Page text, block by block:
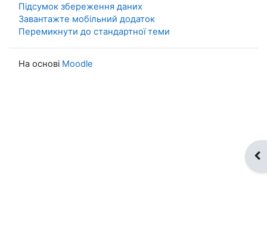
Підсумок збереження даних
Завантажте мобільний додаток
Перемикнути до стандартної теми
На основі Moodle